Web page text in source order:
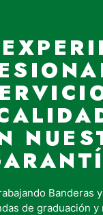
Banderas
de graduación y